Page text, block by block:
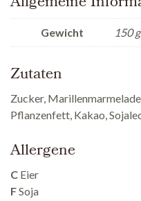
Gewicht 150 g
Zutaten
Zucker,
Pflanzenfett, Kakao,
Allergene
C Eier
FSoja